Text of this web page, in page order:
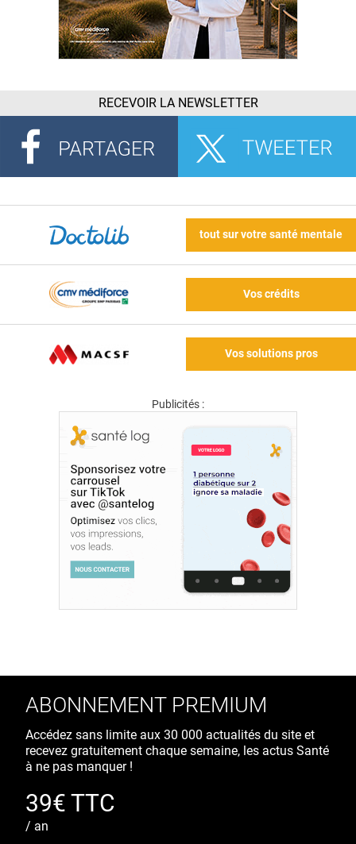
RECEVOIR LA NEWSLETTER
tout sur votre santé mentale
Vos crédits
Vos solutions pros
Publicités :
ABONNEMENT PREMIUM
Accédez sans limite aux 30 000 actualités du site et
recevez gratuitement chaque semaine, les actus Santé
à ne pas manquer !
39€ TTC
/ an